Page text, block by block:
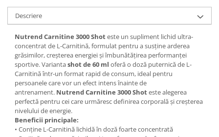
Descriere
Nutrend Carnitine 3000 Shoteste un supliment lichid ultra-
concentrat de L-Carnitină, formulat pentru a susține arderea
grăsimilor, creșterea energiei și îmbunătățirea performanței
sportive. Variantashot de 60 ml oferă o doză puternică de L-
Carnitină într-un format rapid de consum, ideal pentru
persoanele care vor un efect intens înainte de
antrenament. Nutrend Carnitine 3000 Shoteste alegerea
perfectă pentru cei care urmăresc definirea corporală și creșterea
nivelului de energie.
Beneficii principale:
• Conține L-Carnitină lichidă în doză foarte concentrată